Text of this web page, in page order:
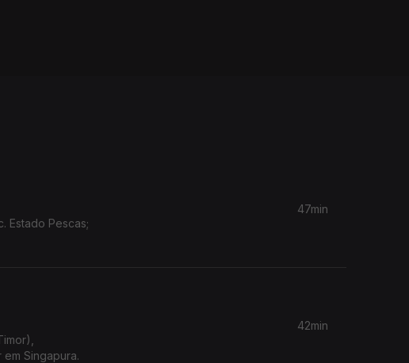
Estado Pescas;
47min
Singapura.
42min